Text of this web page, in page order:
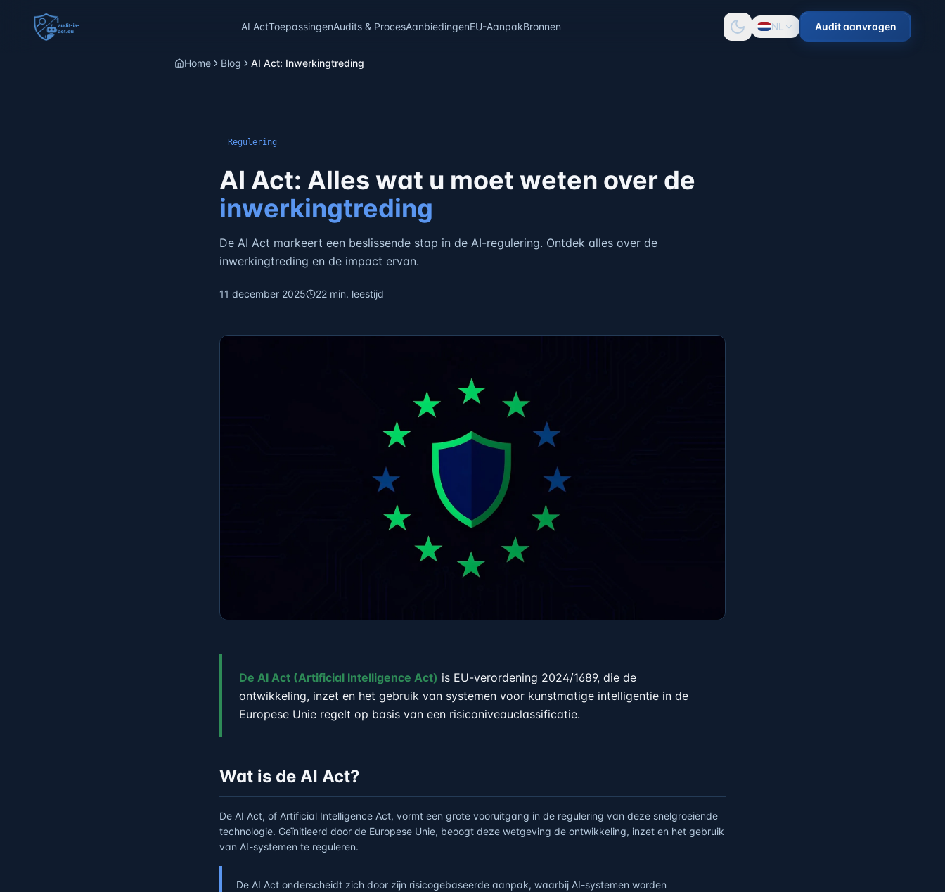
AI ActToepassingenAudits & ProcesAanbiedingenEU-AanpakBronnen NL Audit aanvragen
Home Blog AI Act: Inwerkingtreding
Regulering
AI Act: Alles wat u moet weten over de
inwerkingtreding
De AI Act markeert een beslissende stap in de AI-regulering. Ontdek alles over de
inwerkingtreding en de impact ervan.
11 december 2025 22 min. leestijd
De AI Act (Artificial Intelligence Act) is EU-verordening 2024/1689, die de
ontwikkeling, inzet en het gebruik van systemen voor kunstmatige intelligentie in de
Europese Unie regelt op basis van een risiconiveauclassificatie.
Wat is de AI Act?
De AI Act, of Artificial Intelligence Act, vormt een grote vooruitgang in de regulering van deze snelgroeiende
technologie. Geïnitieerd door de Europese Unie, beoogt deze wetgeving de ontwikkeling, inzet en het gebruik
van AI-systemen te reguleren.
De AI Act onderscheidt zich door zijn risicogebaseerde aanpak, waarbij AI-systemen worden